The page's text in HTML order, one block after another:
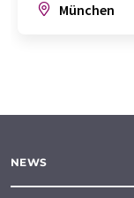
München
NEWS